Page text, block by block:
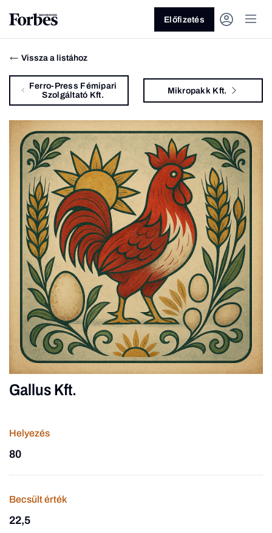
Vagy fedezze fel a következő
témákat
Üzlet Pénz Zöld Legyél jobb!
Előfizetés
Vissza a listához
Ferro-Press Fémipari
Szolgáltató Kft.
Mikropakk Kft.
Gallus Kft.
Helyezés
80
Becsült érték
22,5